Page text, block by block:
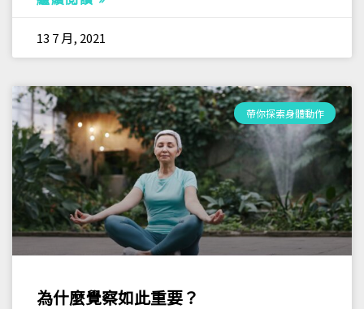
13 7 月, 2021
帶你探索身體動作
為什麼覺察如此重要？